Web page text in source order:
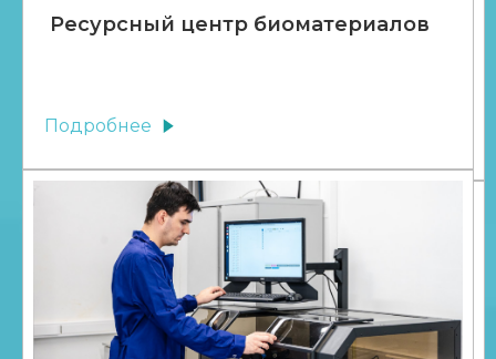
Ресурсный центр биоматериалов
Подробнее